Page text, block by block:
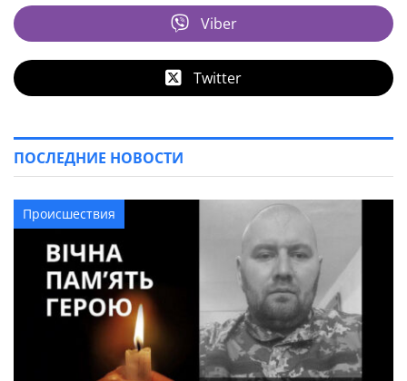
Viber
Twitter
ПОСЛЕДНИЕ НОВОСТИ
Происшествия